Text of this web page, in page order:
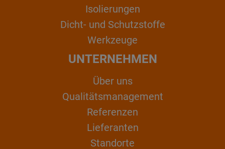
Isolierungen
Dicht- und Schutzstoffe
Werkzeuge
UNTERNEHMEN
Über uns
Qualitätsmanagement
Referenzen
Lieferanten
Standorte